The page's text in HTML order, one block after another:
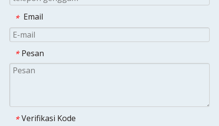
* Email
* Pesan
* Verifikasi Kode